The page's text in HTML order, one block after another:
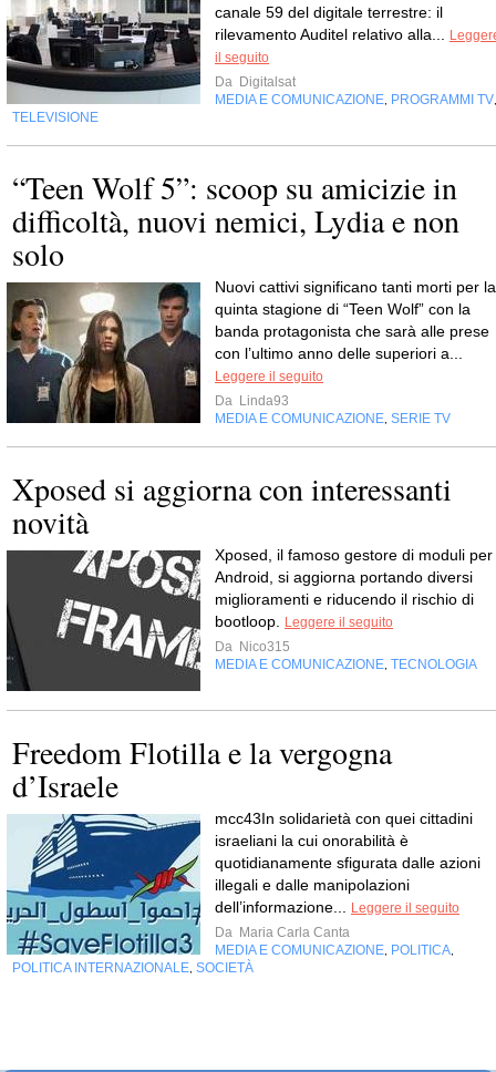
canale 59 del digitale terrestre: il
rilevamento Auditel relativo alla...
il seguito
Da Digitalsat
MEDIA E COMUNICAZIONE PROGRAMMI TV
TELEVISIONE
“Teen Wolf 5”: scoop su amicizie in
difficoltà, nuovi nemici, Lydia e non
solo
Nuovi cattivi significano tanti morti per la
quinta stagione di “Teen Wolf” con la
banda protagonista che sarà alle prese
con l’ultimo anno delle superiori a...
Leggere il seguito
Da Linda93
MEDIA E COMUNICAZIONE SERIE TV
Xposed si aggiorna con interessanti
novità
Xposed, il famoso gestore di moduli per
Android, si aggiorna portando diversi
miglioramenti e riducendo il rischio di
bootloop.
Leggere il seguito
Da Nico315
MEDIA E COMUNICAZIONE TECNOLOGIA
Freedom Flotilla e la vergogna
d’Israele
mcc43In solidarietà con quei cittadini
israeliani la cui onorabilità è
quotidianamente sfigurata dalle azioni
illegali e dalle manipolazioni
dell’informazione...
Leggere il seguito
Da Maria Carla Canta
MEDIA E COMUNICAZIONE POLITICA
POLITICA INTERNAZIONALE SOCIETÀ